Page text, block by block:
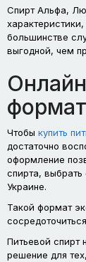
Спирт Альфа,
большинстве
выгодной, чем
Чтобы купить
достаточно
оформление
спирта, выбрать
Украине.
Такой формат
Питьевой спирт
решение для